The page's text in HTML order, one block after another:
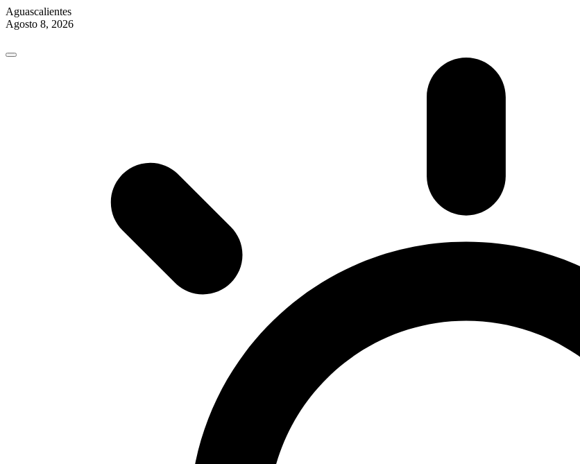
Aguascalientes
Agosto 8, 2026
content